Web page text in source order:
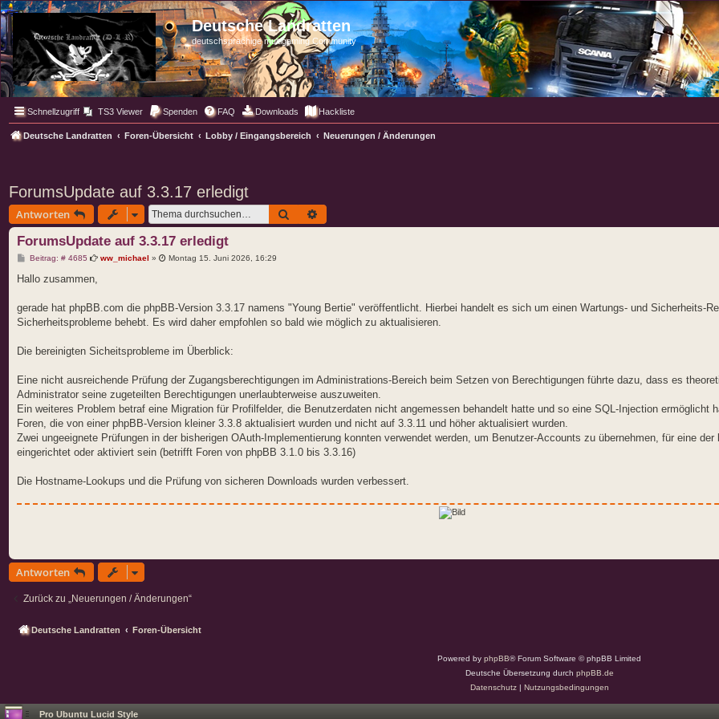
Deutsche Landratten
deutschsprachige multigaming Community
Schnellzugriff TS3 Viewer Spenden FAQ Downloads Hackliste
Deutsche Landratten Foren-Übersicht Lobby / Eingangsbereich Neuerungen / Änderungen
ForumsUpdate auf 3.3.17 erledigt
Antworten Suche
ForumsUpdate auf 3.3.17 erledigt
Beitrag: # 4685B
i
a
ww_michael » Montag 15. Juni 2026, 16:29
Hallo zusammen,
gerade hat phpBB.com die phpBB-Version 3.3.17 namens "Young Bertie" veröffentlicht. Hierbei handelt es sich um einen Wartungs- und Sicherheits-
Sicherheitsprobleme behebt. Es wird daher empfohlen so bald wie möglich zu aktualisieren.
Die bereinigten Sicheitsprobleme im Überblick:
Eine nicht ausreichende Prüfung der Zugangsberechtigungen im Administrations-Bereich beim Setzen von Berechtigungen führte dazu, dass es
Administrator seine zugeteilten Berechtigungen unerlaubterweise auszuweiten.
Ein weiteres Problem betraf eine Migration für Profilfelder, die Benutzerdaten nicht angemessen behandelt hatte und so eine SQL-Injection ermöglicht
Foren, die von einer phpBB-Version kleiner 3.3.8 aktualisiert wurden und nicht auf 3.3.11 und höher aktualisiert wurden.
Zwei ungeeignete Prüfungen in der bisherigen OAuth-Implementierung konnten verwendet werden, um Benutzer-Accounts zu übernehmen, für eine
eingerichtet oder aktiviert sein (betrifft Foren von phpBB 3.1.0 bis 3.3.16)
Die Hostname-Lookups und die Prüfung von sicheren Downloads wurden verbessert.
Antworten
Zurück zu „Neuerungen / Änderungen“
Deutsche Landratten Foren-Übersicht
Powered by phpBB® Forum Software © phpBB Limited
Deutsche Übersetzung durch phpBB.de
Datenschutz| Nutzungsbedingungen
Pro Ubuntu Lucid Style